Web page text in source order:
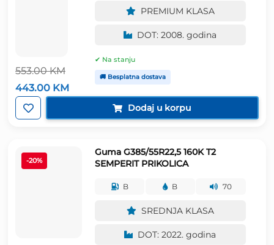
553.00KM
Izvorna
cijena
bila
je:
443.00 KM
Trenutna
cijena
443.00 KM.
PREMIUM KLASA
DOT: 2008. godina
✔ Na stanju
🚚 Besplatna dostava
Dodaj u korpu
-20%
Guma G385/55R22,5 160K T2
SEMPERIT PRIKOLICA
B B 70
SREDNJA KLASA
DOT: 2022. godina